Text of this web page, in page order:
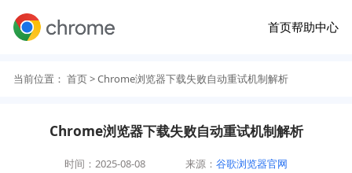
首页帮助中心
当前位置： 首页> Chrome浏览器下载失败自动重试机制解析
Chrome浏览器下载失败自动重试机制解析
时间：2025-08-08 来源：谷歌浏览器官网